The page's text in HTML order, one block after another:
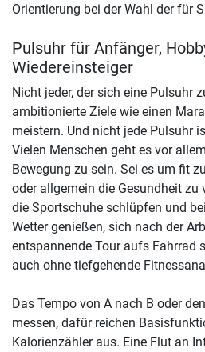
Orientierung bei der Wahl der für
Pulsuhr für Anfänger,
Wiedereinsteiger
Nicht jeder, der sich eine Pulsuhr
ambitionierte Ziele wie einen
meistern. Und nicht jede Pulsuhr
Vielen Menschen geht es vor
Bewegung zu sein. Sei es um fit
oder allgemein die Gesundheit zu
die Sportschuhe schlüpfen und
Wetter genießen, sich nach der
entspannende Tour aufs Fahrrad
auch ohne tiefgehende
Das Tempo von A nach B oder
messen, dafür reichen
Kalorienzähler aus. Eine Flut an